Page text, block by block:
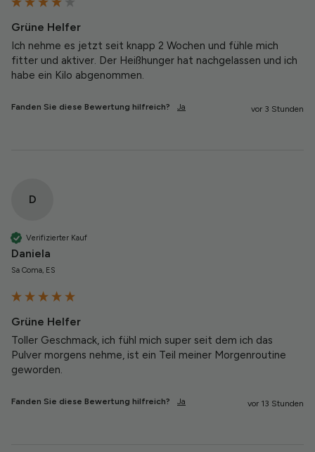
Grüne Helfer
Ich nehme es jetzt seit knapp 2 Wochen und fühle mich
fitter und aktiver. Der Heißhunger hat nachgelassen und ich
habe ein Kilo abgenommen.
Fanden Sie diese Bewertung hilfreich? Ja vor 3 Stunden
D
Verifizierter Kauf
Daniela
Sa Coma, ES
Grüne Helfer
Toller Geschmack, ich fühl mich super seit dem ich das
Pulver morgens nehme, ist ein Teil meiner Morgenroutine
geworden.
Fanden Sie diese Bewertung hilfreich? Ja vor 13 Stunden